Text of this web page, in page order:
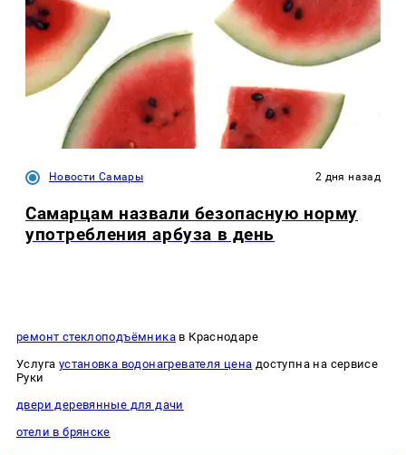
Новости Самары 2 дня назад
Самарцам назвали безопасную норму
употребления арбуза в день
ремонт стеклоподъёмникав Краснодаре
Услуга установка водонагревателя цена доступна на сервисе
Руки
двери деревянные для дачи
отели в брянске